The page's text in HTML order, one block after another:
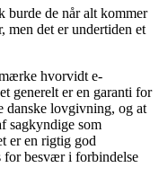
burde de når alt kommer
men det er undertiden et
hvorvidt e-
generelt er en garanti for
danske lovgivning, og at
sagkyndige som
er en rigtig god
for besvær i forbindelse